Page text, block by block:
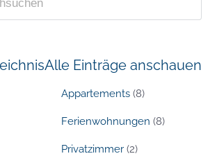
Alle Einträge anschauen
Appartements (8)
Ferienwohnungen (8)
Privatzimmer (2)